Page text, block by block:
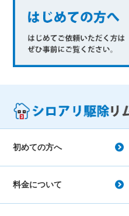
初めての方へ
料金について